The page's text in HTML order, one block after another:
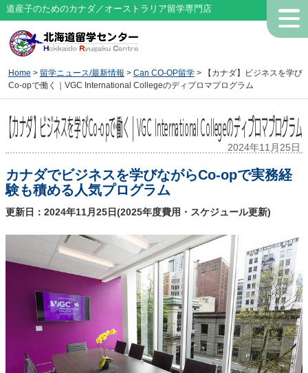
道産子のためのカナダ／オーストラリア留学専門店
Home > 留学ニュース/最新情報 > Can CO-OP留学> 【カナダ】ビジネスを学び
Co-opで働く｜VGC International Collegeのディプロマプログラム
【カナダ】ビジネスを学びCo-opで働く｜VGC International Collegeのディプロマプログラム
2024年11月25日
カナダでビジネスを学びながらCo-opで実務経
験も積める人気プログラム
更新日：2024年11月25日(2025年度費用・スケジュール更新)